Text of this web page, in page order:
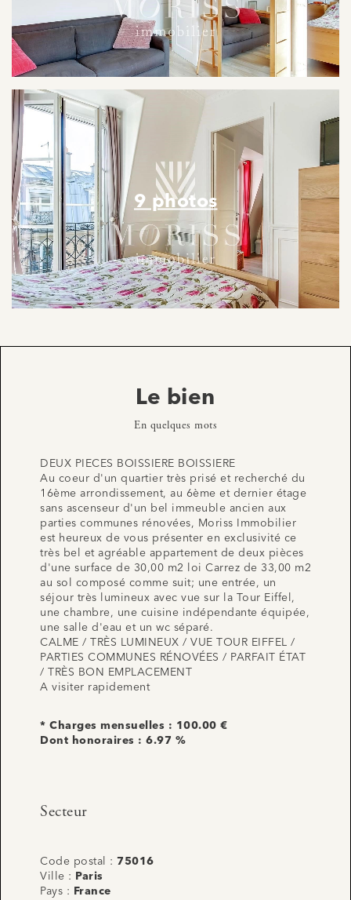
9 photos
Le bien
En quelques mots
DEUX PIECES BOISSIERE BOISSIERE
Au coeur d'un quartier très prisé et recherché du
16ème arrondissement, au 6ème et dernier étage
sans ascenseur d'un bel immeuble ancien aux
parties communes rénovées, Moriss Immobilier
est heureux de vous présenter en exclusivité ce
très bel et agréable appartement de deux pièces
d'une surface de 30,00 m2 loi Carrez de 33,00 m2
au sol composé comme suit; une entrée, un
séjour très lumineux avec vue sur la Tour Eiffel,
une chambre, une cuisine indépendante équipée,
une salle d'eau et un wc séparé.
CALME / TRÈS LUMINEUX / VUE TOUR EIFFEL /
PARTIES COMMUNES RÉNOVÉES / PARFAIT ÉTAT
/ TRÈS BON EMPLACEMENT
A visiter rapidement
* Charges mensuelles : 100.00 €
Dont honoraires : 6.97 %
Secteur
Code postal : 75016
Ville :
Paris
Pays :
France